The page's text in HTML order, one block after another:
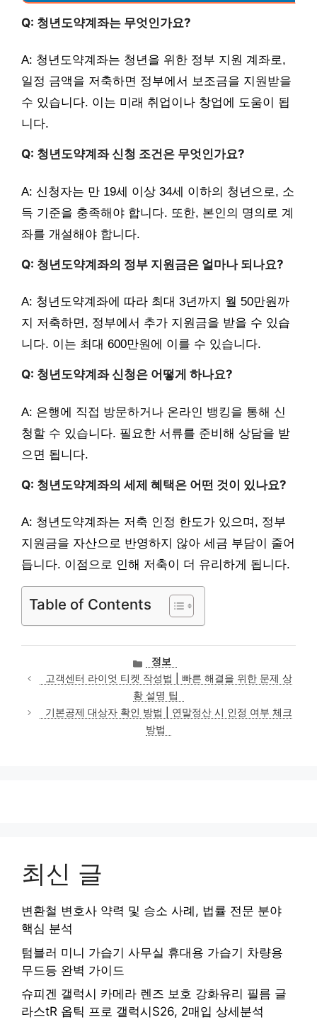
Q: 청년도약계좌는 무엇인가요?
A: 청년도약계좌는 청년을 위한 정부 지원 계좌로,
일정 금액을 저축하면 정부에서 보조금을 지원받을
수 있습니다. 이는 미래 취업이나 창업에 도움이 됩
니다.
Q: 청년도약계좌 신청 조건은 무엇인가요?
A: 신청자는 만 19세 이상 34세 이하의 청년으로, 소
득 기준을 충족해야 합니다. 또한, 본인의 명의로 계
좌를 개설해야 합니다.
Q: 청년도약계좌의 정부 지원금은 얼마나 되나요?
A: 청년도약계좌에 따라 최대 3년까지 월 50만원까
지 저축하면, 정부에서 추가 지원금을 받을 수 있습
니다. 이는 최대 600만원에 이를 수 있습니다.
Q: 청년도약계좌 신청은 어떻게 하나요?
A: 은행에 직접 방문하거나 온라인 뱅킹을 통해 신
청할 수 있습니다. 필요한 서류를 준비해 상담을 받
으면 됩니다.
Q: 청년도약계좌의 세제 혜택은 어떤 것이 있나요?
A: 청년도약계좌는 저축 인정 한도가 있으며, 정부
지원금을 자산으로 반영하지 않아 세금 부담이 줄어
듭니다. 이점으로 인해 저축이 더 유리하게 됩니다.
Table of Contents
카
테
고
리
정보
고객센터 라이엇 티켓 작성법 | 빠른 해결을 위한 문제 상
황 설명 팁
기본공제 대상자 확인 방법 | 연말정산 시 인정 여부 체크
방법
최신 글
변환철 변호사 약력 및 승소 사례, 법률 전문 분야
핵심 분석
텀블러 미니 가습기 사무실 휴대용 가습기 차량용
무드등 완벽 가이드
슈피겐 갤럭시 카메라 렌즈 보호 강화유리 필름 글
라스tR 옵틱 프로 갤럭시S26, 2매입 상세분석